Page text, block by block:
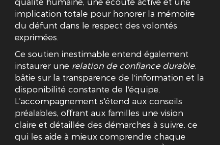
implication totale pour honorer la mémoire
du défunt dans le respect des volontés
exprimées.
Ce soutien inestimable entend également
instaurer une relation de confiance durable,
bâtie sur la transparence de l'information et la
disponibilité constante de l'équipe.
L'accompagnement s'étend aux conseils
préalables, offrant aux familles une vision
claire et détaillée des démarches à suivre, ce
qui les aide à mieux comprendre chaque